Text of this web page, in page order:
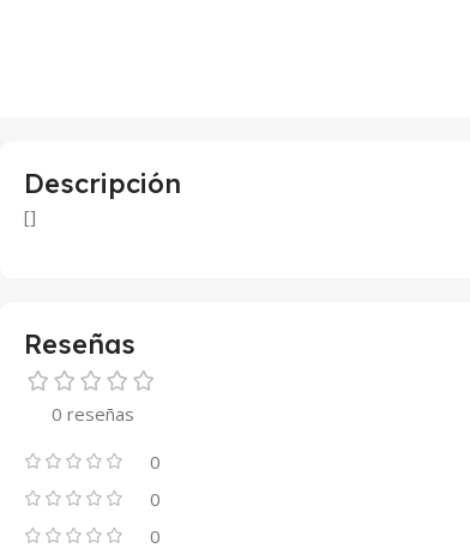
Descripción
[]
Reseñas
0 reseñas
0
0
0